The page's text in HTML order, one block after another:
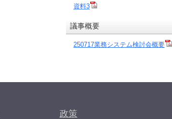
資料3
議事概要
250717業務システム検討会概要
政策